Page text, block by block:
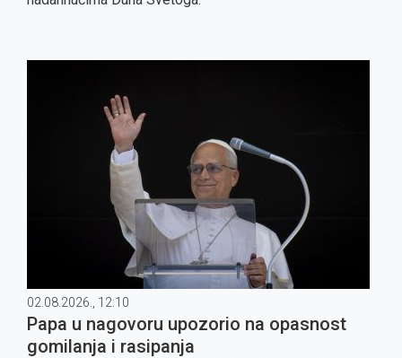
02.08.2026., 12:10
Papa u nagovoru upozorio na opasnost
gomilanja i rasipanja